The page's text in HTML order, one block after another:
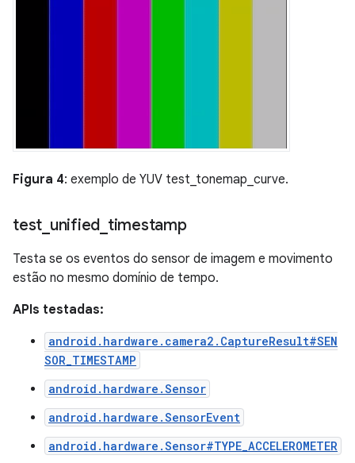
Figura 4: exemplo de YUV test_tonemap_curve.
test unified timestamp
Testa se os eventos do sensor de imagem e movimento
estão no mesmo domínio de tempo.
APIs testadas:
android.hardware.camera2.CaptureResult#SEN
SOR_TIMESTAMP
android.hardware.Sensor
android.hardware.SensorEvent
android.hardware.Sensor#TYPE_ACCELEROMETER